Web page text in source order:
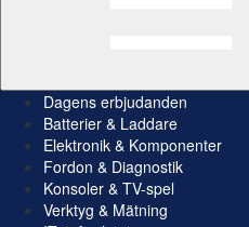
Dagens erbjudanden
Batterier & Laddare
Elektronik & Komponenter
Fordon & Diagnostik
Konsoler & TV-spel
Verktyg & Mätning